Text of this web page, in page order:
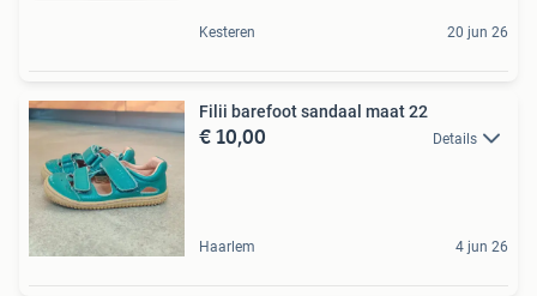
Kesteren 20 jun 26
Filii barefoot sandaal maat 22
€ 10,00 Details
Haarlem 4 jun 26